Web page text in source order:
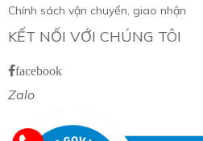
Chính sách vận chuyển, giao nhận
KẾT NỐI VỚI CHÚNG TÔI
facebook
Zalo